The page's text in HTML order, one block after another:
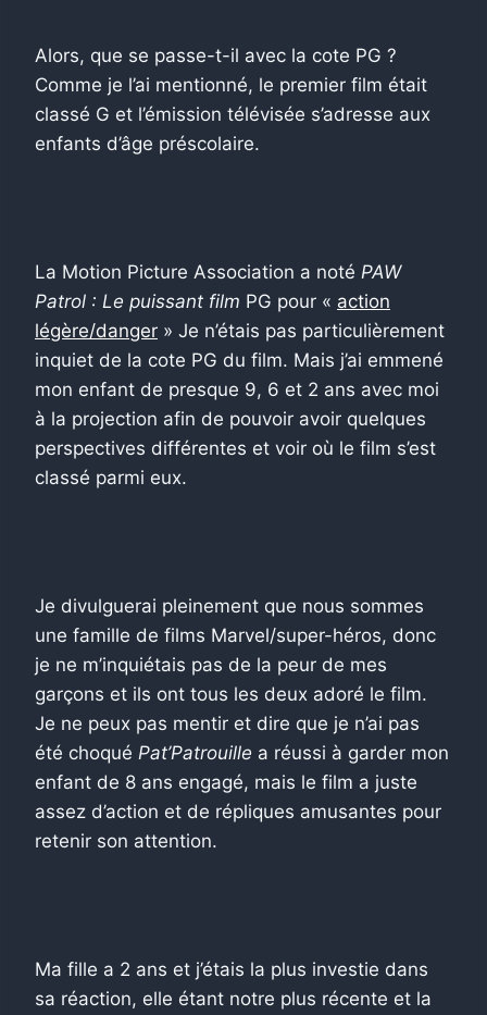
Alors, que se passe-t-il avec la cote PG ?
Comme je l’ai mentionné, le premier film était
classé G et l’émission télévisée s’adresse aux
enfants d’âge préscolaire.
La Motion Picture Association a noté PAW
Patrol : Le puissant film PG pour « action
légère/danger » Je n’étais pas particulièrement
inquiet de la cote PG du film. Mais j’ai emmené
mon enfant de presque 9, 6 et 2 ans avec moi
à la projection afin de pouvoir avoir quelques
perspectives différentes et voir où le film s’est
classé parmi eux.
Je divulguerai pleinement que nous sommes
une famille de films Marvel/super-héros, donc
je ne m’inquiétais pas de la peur de mes
garçons et ils ont tous les deux adoré le film.
Je ne peux pas mentir et dire que je n’ai pas
été choqué Pat’Patrouille a réussi à garder mon
enfant de 8 ans engagé, mais le film a juste
assez d’action et de répliques amusantes pour
retenir son attention.
Ma fille a 2 ans et j’étais la plus investie dans
sa réaction, elle étant notre plus récente et la